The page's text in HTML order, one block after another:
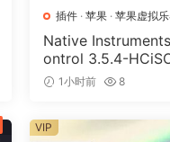
插件· 苹果· 苹果虚拟
Native
ontrol 3.5.4-
（ 823.17MB）
1小时前 8
VIP